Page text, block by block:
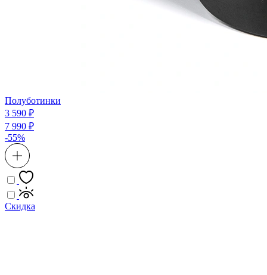
Полуботинки
3 590 ₽
7 990 ₽
-55%
Скидка